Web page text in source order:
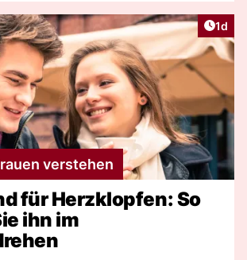
1d
verstehen
für Herzklopfen: So
ihn im